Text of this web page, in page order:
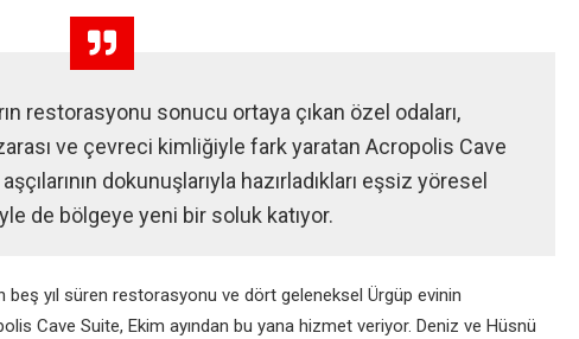
restorasyonu sonucu ortaya çıkan özel odaları,
ve çevreci kimliğiyle fark yaratan Acropolis Cave
dokunuşlarıyla hazırladıkları eşsiz yöresel
de bölgeye yeni bir soluk katıyor.
beş yıl süren restorasyonu ve dört geleneksel Ürgüp evinin
Cave Suite, Ekim ayından bu yana hizmet veriyor. Deniz ve Hüsnü